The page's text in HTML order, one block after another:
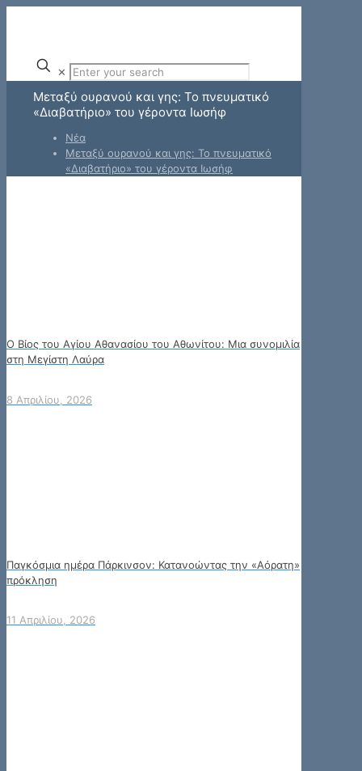
✕
Μεταξύ ουρανού και γης: Το πνευματικό
«Διαβατήριο» του γέροντα Ιωσήφ
Νέα
Μεταξύ ουρανού και γης: Το πνευματικό
«Διαβατήριο» του γέροντα Ιωσήφ
Ο Βίος του Αγίου Αθανασίου του Αθωνίτου: Μια συνομιλία
στη Μεγίστη Λαύρα
8 Απριλίου, 2026
Παγκόσμια ημέρα Πάρκινσον: Κατανοώντας την «Αόρατη»
πρόκληση
11 Απριλίου, 2026